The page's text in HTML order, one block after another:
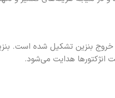
خروج بنزین تشکیل شده است.
هدایت می‌شود.